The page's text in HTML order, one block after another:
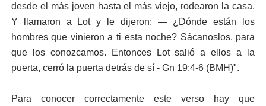
desde el más joven hasta el más viejo, rodearon la casa.
Y llamaron a Lot y le dijeron: — ¿Dónde están los
hombres que vinieron a ti esta noche? Sácanoslos, para
que los conozcamos. Entonces Lot salió a ellos a la
puerta, cerró la puerta detrás de sí - Gn 19:4-6 (BMH)".
Para conocer correctamente este verso hay que